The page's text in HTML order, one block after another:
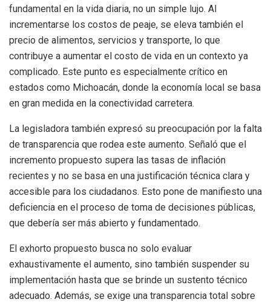
fundamental en la vida diaria, no un simple lujo. Al
incrementarse los costos de peaje, se eleva también el
precio de alimentos, servicios y transporte, lo que
contribuye a aumentar el costo de vida en un contexto ya
complicado. Este punto es especialmente crítico en
estados como Michoacán, donde la economía local se basa
en gran medida en la conectividad carretera.
La legisladora también expresó su preocupación por la falta
de transparencia que rodea este aumento. Señaló que el
incremento propuesto supera las tasas de inflación
recientes y no se basa en una justificación técnica clara y
accesible para los ciudadanos. Esto pone de manifiesto una
deficiencia en el proceso de toma de decisiones públicas,
que debería ser más abierto y fundamentado.
El exhorto propuesto busca no solo evaluar
exhaustivamente el aumento, sino también suspender su
implementación hasta que se brinde un sustento técnico
adecuado. Además, se exige una transparencia total sobre